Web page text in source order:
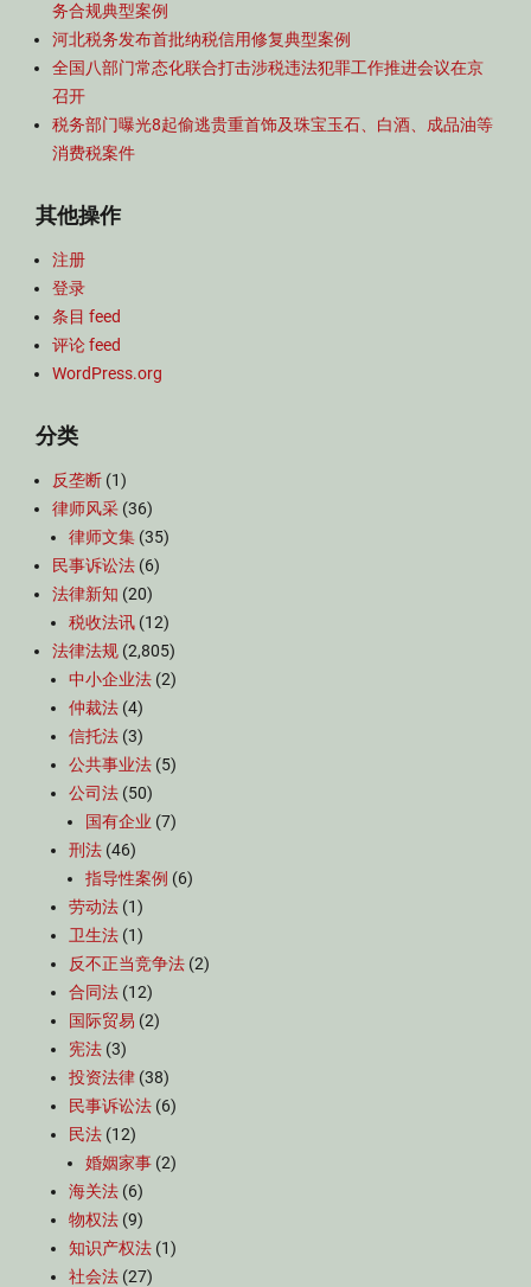
务合规典型案例
河北税务发布首批纳税信用修复典型案例
全国八部门常态化联合打击涉税违法犯罪工作推进会议在京
召开
税务部门曝光8起偷逃贵重首饰及珠宝玉石、白酒、成品油等
消费税案件
其他操作
注册
登录
条目 feed
评论 feed
WordPress.org
分类
反垄断 (1)
律师风采 (36)
律师文集 (35)
民事诉讼法 (6)
法律新知 (20)
税收法讯 (12)
法律法规 (2,805)
中小企业法 (2)
仲裁法 (4)
信托法 (3)
公共事业法 (5)
公司法 (50)
国有企业 (7)
刑法 (46)
指导性案例 (6)
劳动法 (1)
卫生法 (1)
反不正当竞争法 (2)
合同法 (12)
国际贸易 (2)
宪法 (3)
投资法律 (38)
民事诉讼法 (6)
民法 (12)
婚姻家事 (2)
海关法 (6)
物权法 (9)
知识产权法 (1)
社会法 (27)